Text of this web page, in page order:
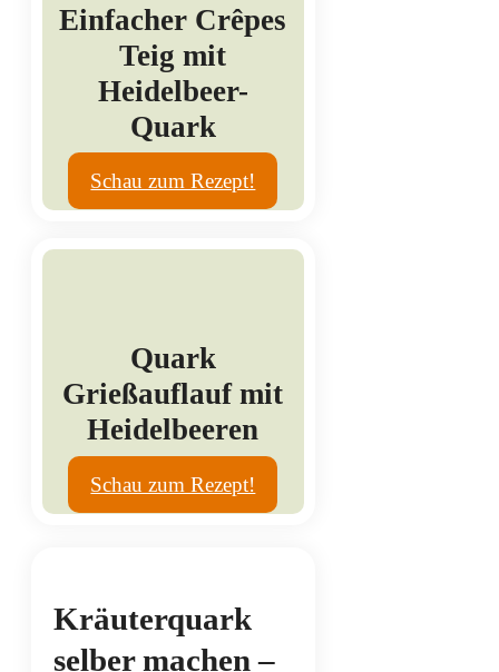
Einfacher Crêpes
Teig mit
Heidelbeer-
Quark
Schau zum Rezept!
Quark
Grießauflauf mit
Heidelbeeren
Schau zum Rezept!
Kräuterquark
selber machen –